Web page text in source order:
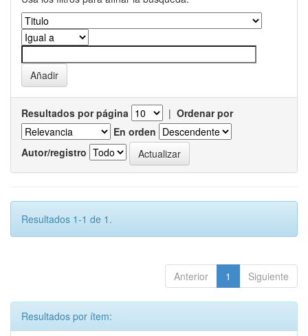
Resultados por página | Ordenar por
En orden
Autor/registro
Resultados 1-1 de 1.
Anterior 1 Siguiente
Resultados por ítem: